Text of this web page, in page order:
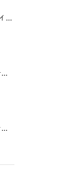
大人茶色🤎#下北沢ネイル#paragel#パラジェル#下北沢...
ホログラムとフレンチ相性よかった😊いつもありがとうございます...
シンプルデザインサンプルより！カラフルストーン🤩❤️いつもあ...